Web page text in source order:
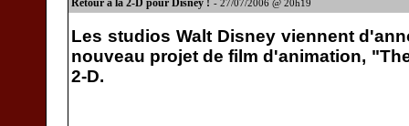
Retour à la 2-D pour Disney ! - 27/07/2006 @ 20h19
Les studios Walt Disney viennent
nouveau projet de film d'animation,
2-D.